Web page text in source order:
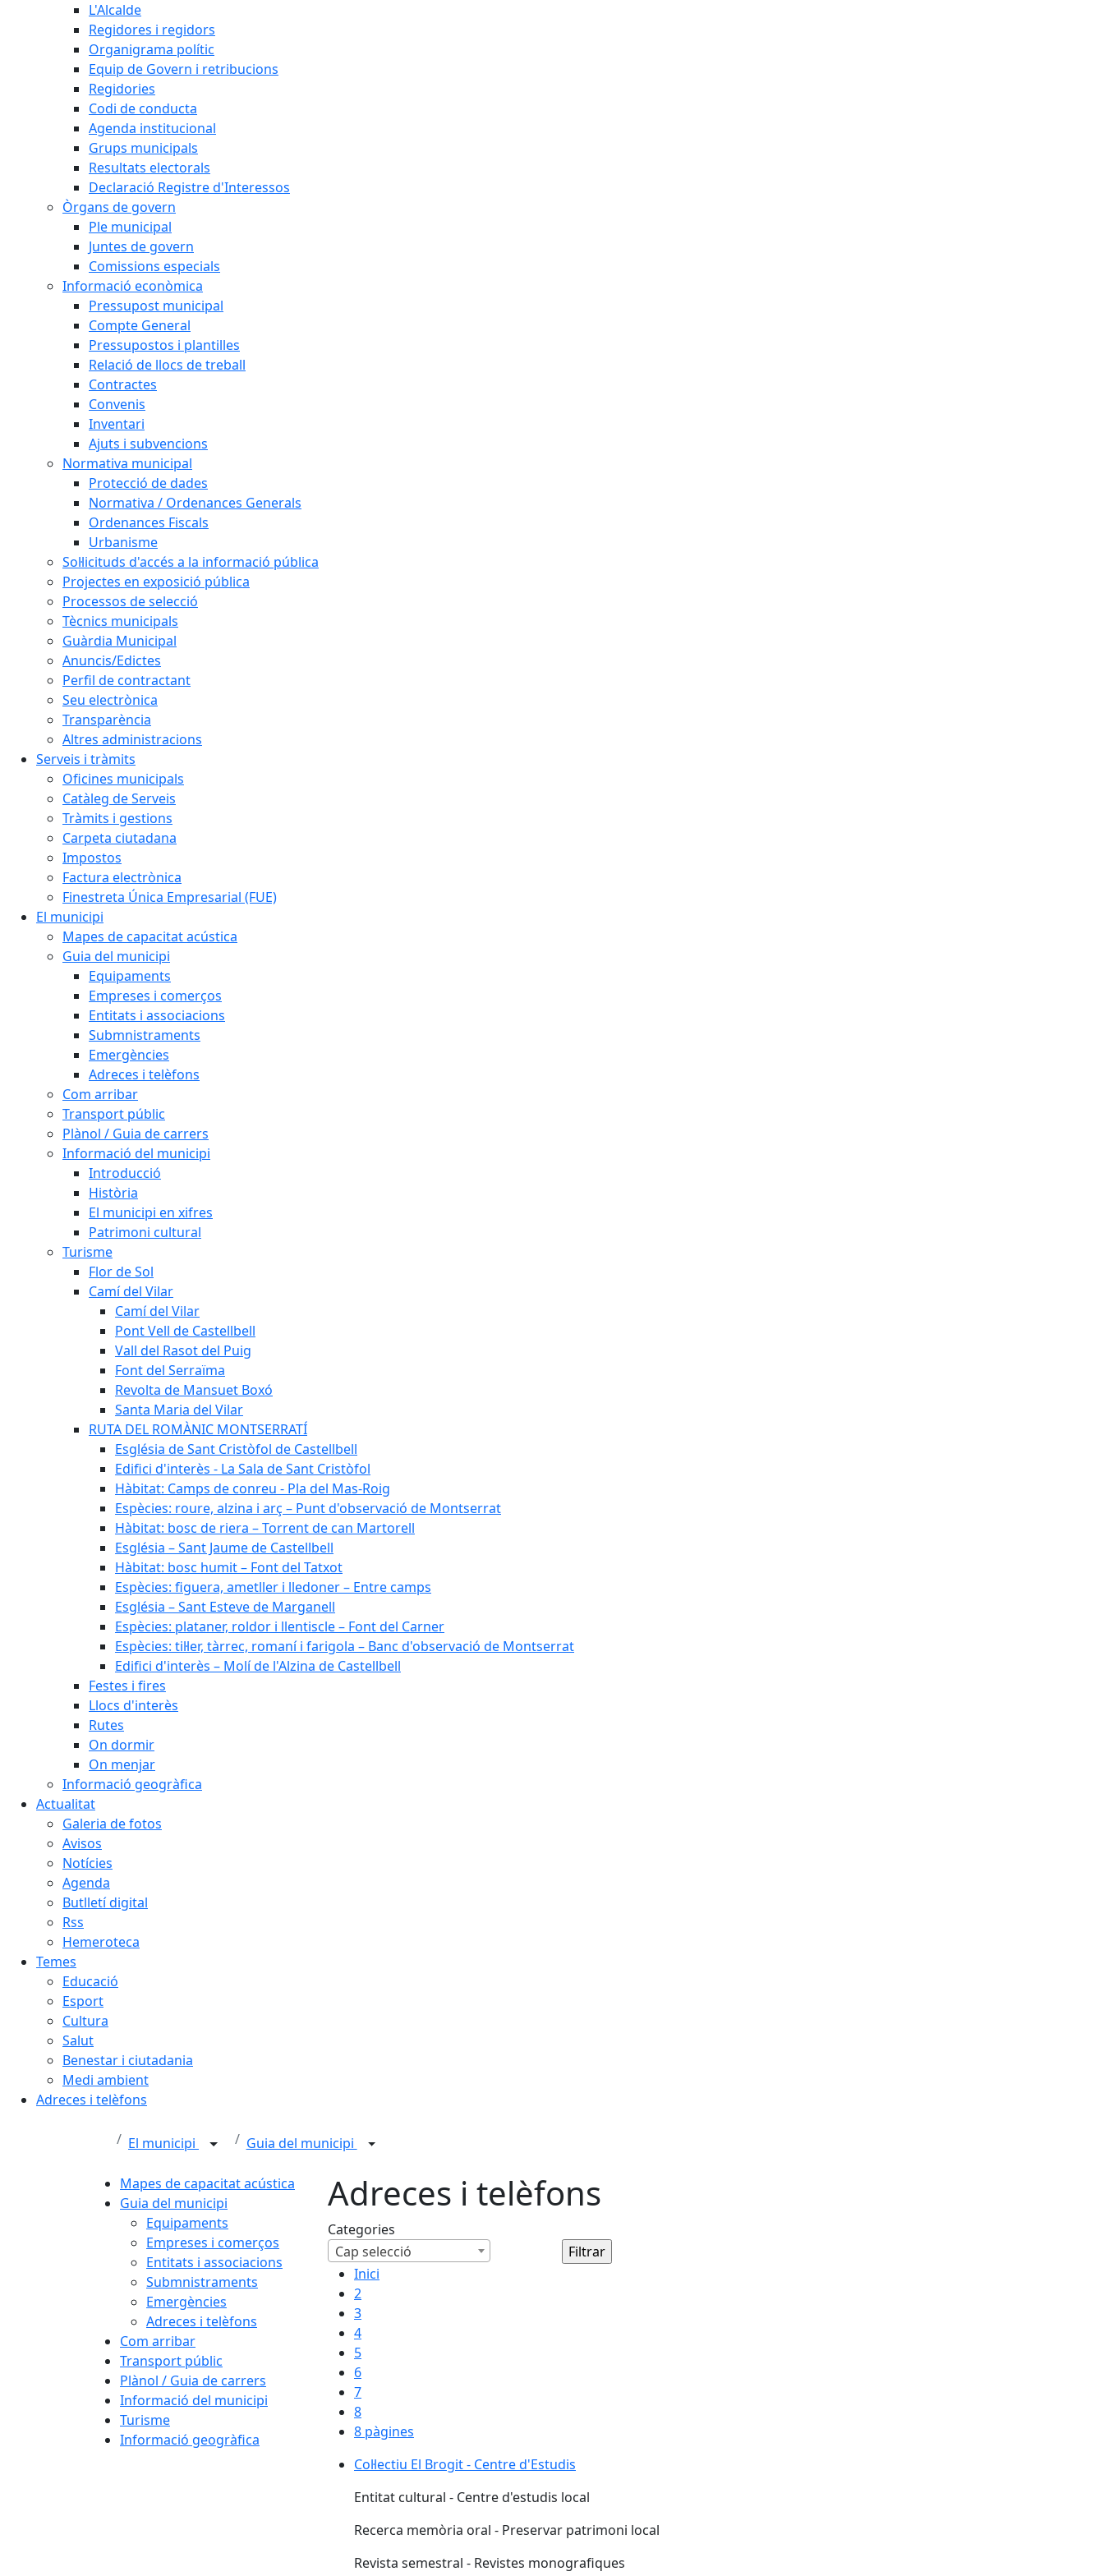
L'Alcalde
Regidores i regidors
Organigrama polític
Equip de Govern i retribucions
Regidories
Codi de conducta
Agenda institucional
Grups municipals
Resultats electorals
Declaració Registre d'Interessos
Òrgans de govern
Ple municipal
Juntes de govern
Comissions especials
Informació econòmica
Pressupost municipal
Compte General
Pressupostos i plantilles
Relació de llocs de treball
Contractes
Convenis
Inventari
Ajuts i subvencions
Normativa municipal
Protecció de dades
Normativa / Ordenances Generals
Ordenances Fiscals
Urbanisme
Sol·licituds d'accés a la informació pública
Projectes en exposició pública
Processos de selecció
Tècnics municipals
Guàrdia Municipal
Anuncis/Edictes
Perfil de contractant
Seu electrònica
Transparència
Altres administracions
Serveis i tràmits
Oficines municipals
Catàleg de Serveis
Tràmits i gestions
Carpeta ciutadana
Impostos
Factura electrònica
Finestreta Única Empresarial (FUE)
El municipi
Mapes de capacitat acústica
Guia del municipi
Equipaments
Empreses i comerços
Entitats i associacions
Submnistraments
Emergències
Adreces i telèfons
Com arribar
Transport públic
Plànol / Guia de carrers
Informació del municipi
Introducció
Història
El municipi en xifres
Patrimoni cultural
Turisme
Flor de Sol
Camí del Vilar
Camí del Vilar
Pont Vell de Castellbell
Vall del Rasot del Puig
Font del Serraïma
Revolta de Mansuet Boxó
Santa Maria del Vilar
RUTA DEL ROMÀNIC MONTSERRATÍ
Església de Sant Cristòfol de Castellbell
Edifici d'interès - La Sala de Sant Cristòfol
Hàbitat: Camps de conreu - Pla del Mas-Roig
Espècies: roure, alzina i arç – Punt d'observació de Montserrat
Hàbitat: bosc de riera – Torrent de can Martorell
Església – Sant Jaume de Castellbell
Hàbitat: bosc humit – Font del Tatxot
Espècies: figuera, ametller i lledoner – Entre camps
Església – Sant Esteve de Marganell
Espècies: plataner, roldor i llentiscle – Font del Carner
Espècies: til·ler, tàrrec, romaní i farigola – Banc d'observació de Montserrat
Edifici d'interès – Molí de l'Alzina de Castellbell
Festes i fires
Llocs d'interès
Rutes
On dormir
On menjar
Informació geogràfica
Actualitat
Galeria de fotos
Avisos
Notícies
Agenda
Butlletí digital
Rss
Hemeroteca
Temes
Educació
Esport
Cultura
Salut
Benestar i ciutadania
Medi ambient
Adreces i telèfons
El municipi Guia del municipi
Mapes de capacitat acústica
Guia del municipi
Equipaments
Empreses i comerços
Entitats i associacions
Submnistraments
Emergències
Adreces i telèfons
Com arribar
Transport públic
Plànol / Guia de carrers
Informació del municipi
Turisme
Informació geogràfica
Adreces i telèfons
Categories
Cap selecció
Inici
2
3
4
5
6
7
8
8 pàgines
Col·lectiu El Brogit - Centre d'Estudis
Entitat cultural - Centre d'estudis local
Recerca memòria oral - Preservar patrimoni local
Revista semestral - Revistes monografiques